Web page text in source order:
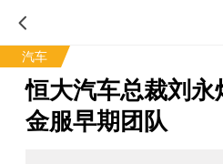
汽车
恒大汽车总裁刘
金服早期团队